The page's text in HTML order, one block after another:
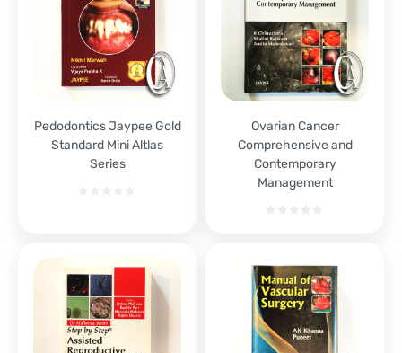
Pedodontics Jaypee Gold
Standard Mini Altlas
Series
Ovarian Cancer
Comprehensive and
Contemporary
Management